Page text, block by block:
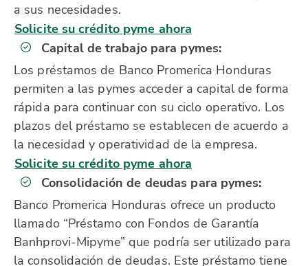
a sus necesidades.
Solicite su crédito pyme ahora
Capital de trabajo para pymes:
Los préstamos de Banco Promerica Honduras
permiten a las pymes acceder a capital de forma
rápida para continuar con su ciclo operativo. Los
plazos del préstamo se establecen de acuerdo a
la necesidad y operatividad de la empresa.
Solicite su crédito pyme ahora
Consolidación de deudas para pymes:
Banco Promerica Honduras ofrece un producto
llamado “Préstamo con Fondos de Garantía
Banhprovi-Mipyme” que podría ser utilizado para
la consolidación de deudas. Este préstamo tiene